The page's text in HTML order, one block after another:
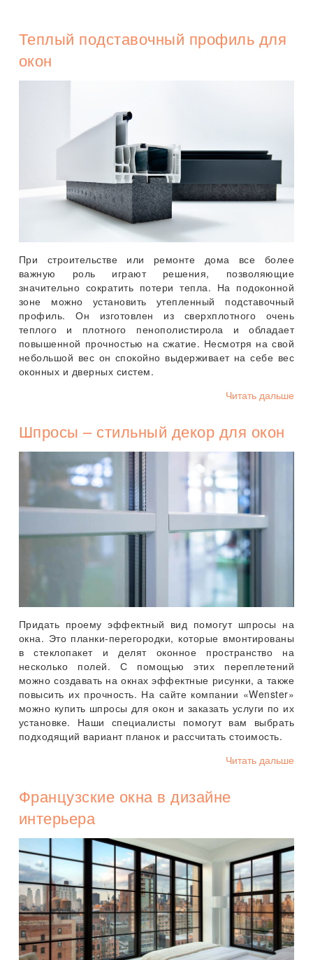
Теплый подставочный профиль для
окон
При строительстве или ремонте дома все более
важную роль играют решения, позволяющие
значительно сократить потери тепла. На подоконной
зоне можно установить утепленный подставочный
профиль. Он изготовлен из сверхплотного очень
теплого и плотного пенополистирола и обладает
повышенной прочностью на сжатие. Несмотря на свой
небольшой вес он спокойно выдерживает на себе вес
оконных и дверных систем.
Читать дальше
Шпросы – стильный декор для окон
Придать проему эффектный вид помогут шпросы на
окна. Это планки-перегородки, которые вмонтированы
в стеклопакет и делят оконное пространство на
несколько полей. С помощью этих переплетений
можно создавать на окнах эффектные рисунки, а также
повысить их прочность. На сайте компании «Wenster»
можно купить шпросы для окон и заказать услуги по их
установке. Наши специалисты помогут вам выбрать
подходящий вариант планок и рассчитать стоимость.
Читать дальше
Французские окна в дизайне
интерьера